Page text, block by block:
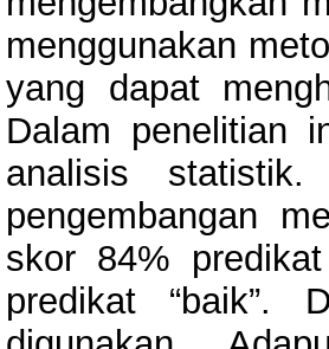
menggunakan
yang dapat
Dalam penelitian
analisis
pengembangan
skor 84%
predikat “baik”.